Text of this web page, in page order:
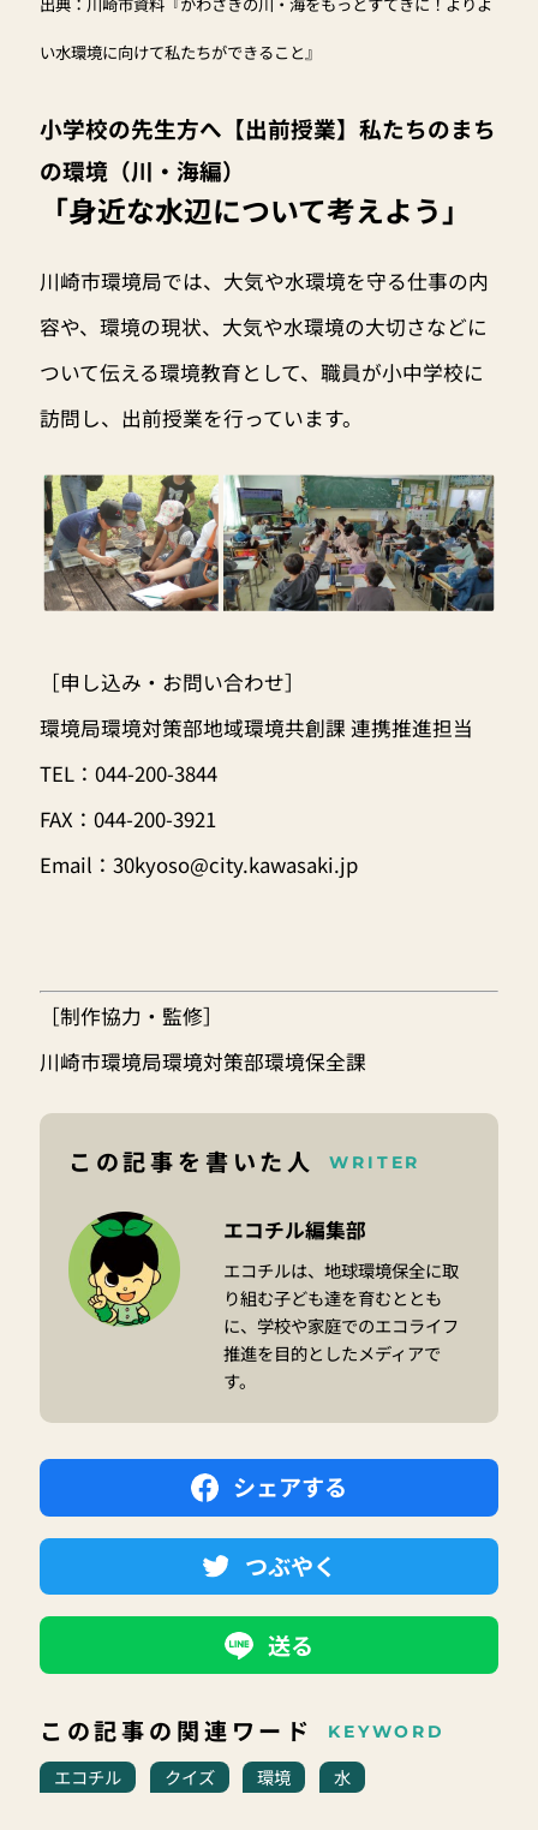
い水環境に向けて私たちができること』
小学校の先生方へ 【出前授業】私たちのまち
の環境（川・海編）
「身近な水辺について考えよう」
川崎市環境局では、大気や水環境を守る仕事の内
容や、環境の現状、大気や水環境の大切さなどに
ついて伝える環境教育として、職員が小中学校に
訪問し、出前授業を行っています。
［申し込み・お問い合わせ］
環境局環境対策部地域環境共創課 連携推進担当
TEL：044-200-3844
FAX：044-200-3921
Email： 30kyoso@city.kawasaki.jp
［制作協力・監修］
川崎市環境局環境対策部環境保全課
この記事を書いた人 WRITER
エコチル編集部
エコチルは、地球環境保全に取
り組む子ども達を育むととも
に、学校や家庭でのエコライフ
推進を目的としたメディアで
す。
シェアする
つぶやく
送る
この記事の関連ワード KEYWORD
エコチル クイズ 環境 水